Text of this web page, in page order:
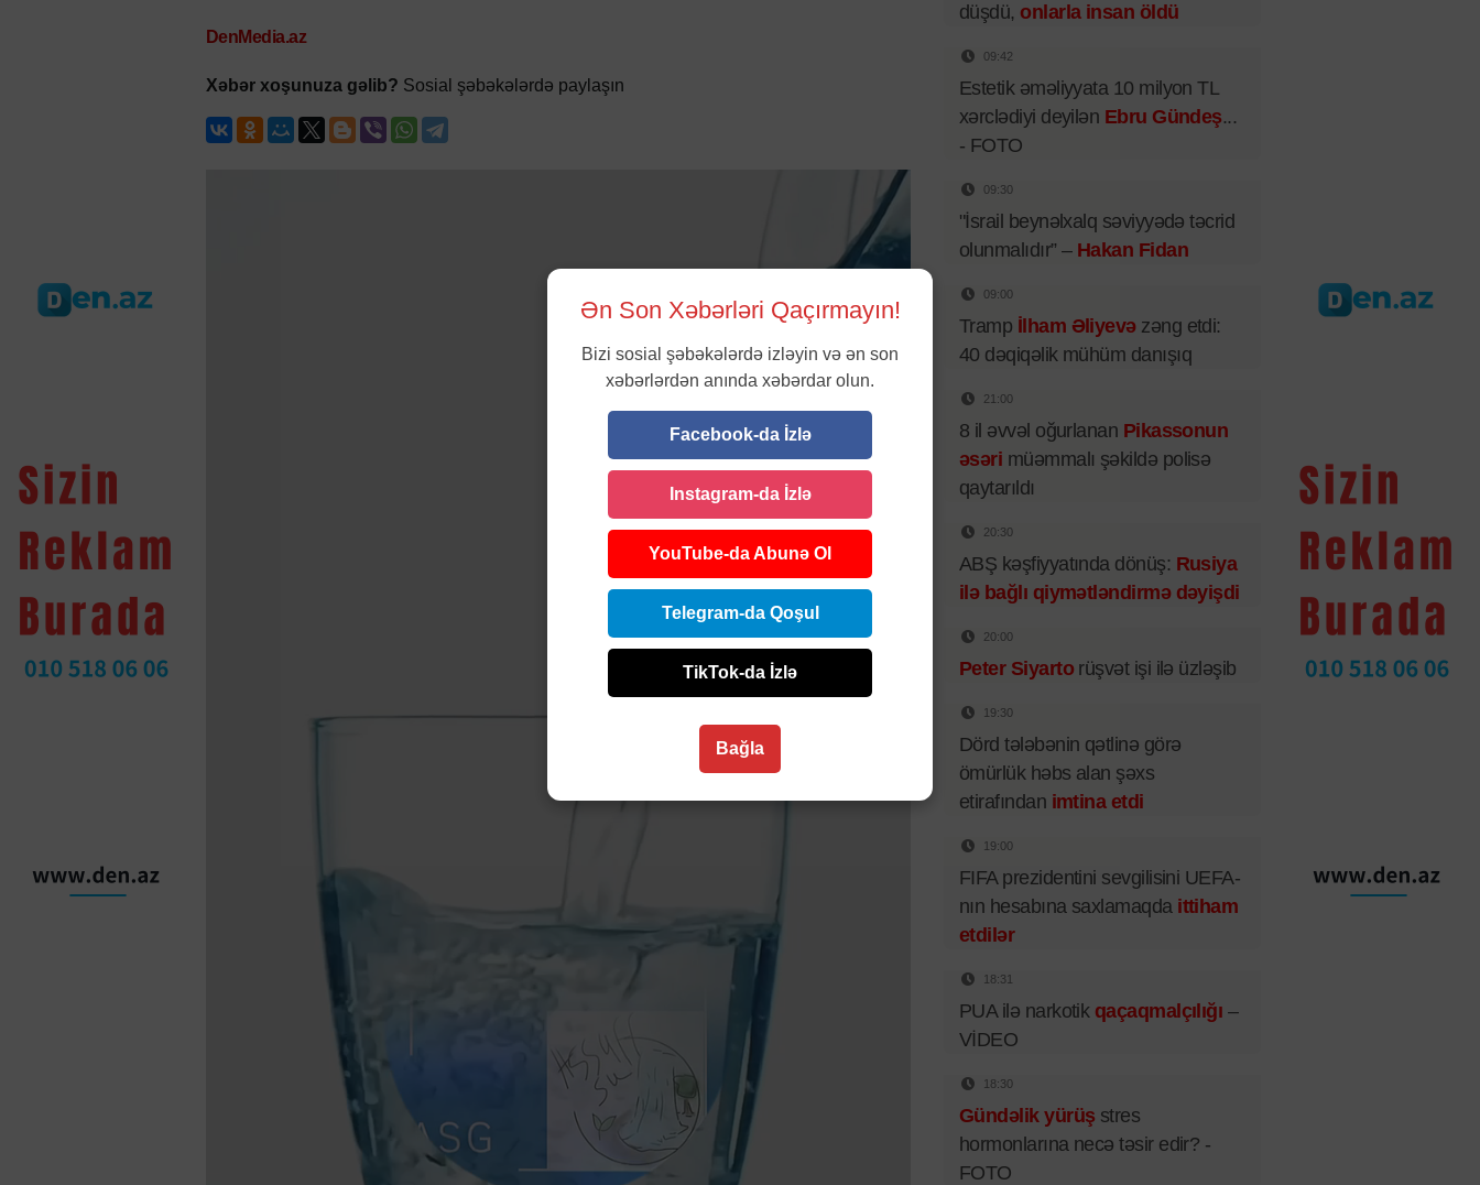
DenMedia.az
Xəbər xoşunuza gəlib? Sosial şəbəkələrdə paylaşın
düşdü, onlarla insan öldü
09:42
Estetik əməliyyata 10 milyon TL
xərclədiyi deyilən Ebru Gündeş...
- FOTO
09:30
"İsrail beynəlxalq səviyyədə təcrid
olunmalıdır” – Hakan Fidan
09:00
Tramp İlham Əliyevəzəng etdi:
40 dəqiqəlik mühüm danışıq
21:00
8 il əvvəl oğurlanan Pikassonun
əsəri müəmmalı şəkildə polisə
qaytarıldı
20:30
ABŞ kəşfiyyatında dönüş: Rusiya
ilə bağlı qiymətləndirmə dəyişdi
20:00
Peter Siyartorüşvət işi ilə üzləşib
19:30
Dörd tələbənin qətlinə görə
ömürlük həbs alan şəxs
etirafından imtina etdi
19:00
FIFA prezidentini sevgilisini UEFA-
nın hesabına saxlamaqda ittiham
etdilər
18:31
PUA ilə narkotik qaçaqmalçılığı –
VİDEO
18:30
Gündəlik yürüş stres
hormonlarına necə təsir edir? -
FOTO
Ən Son Xəbərləri Qaçırmayın!
Bizi sosial şəbəkələrdə izləyin və ən son
xəbərlərdən anında xəbərdar olun.
Facebook-da İzlə
Instagram-da İzlə
YouTube-da Abunə Ol
Telegram-da Qoşul
TikTok-da İzlə
Bağla